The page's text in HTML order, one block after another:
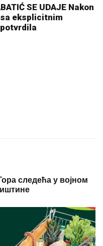
SE UDAJE Nakon
eksplicitnim
следећа у војном